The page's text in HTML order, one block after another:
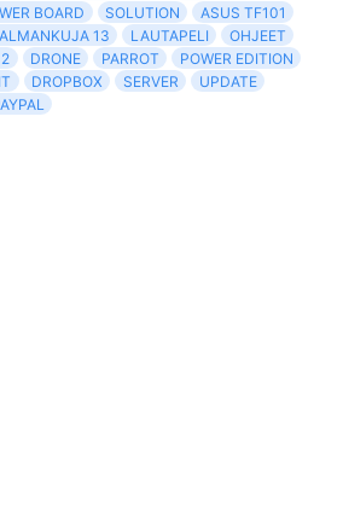
BOARD SOLUTION
ASUS TF101
13 LAUTAPELI
OHJEET
DRONE PARROT
POWER EDITION
DROPBOX SERVER
UPDATE